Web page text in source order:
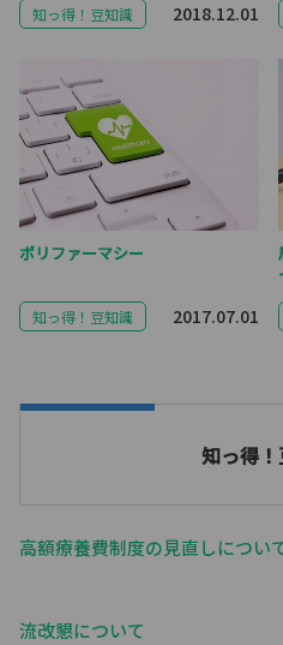
知っ得！豆知識 2018.12.01
ポリファーマシー
知っ得！豆知識 2017.07.01
知っ得
高額療養費制度の見直しについ
流改懇について